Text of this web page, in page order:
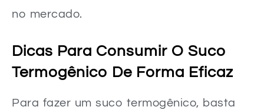
no mercado.
Dicas Para Consumir O Suco
Termogênico De Forma Eficaz
Para fazer um suco termogênico, basta